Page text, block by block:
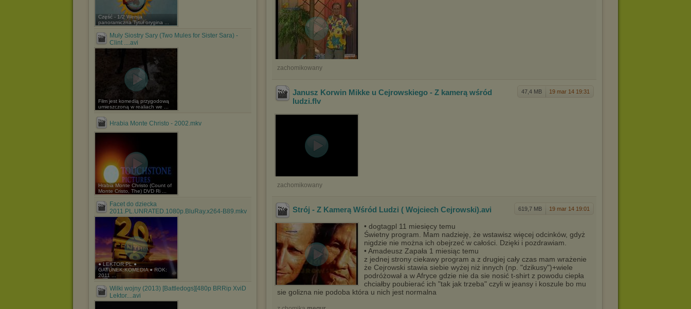
Część - 1/2 Wersja
panoramiczna Tytuł orygina ...
Muły Siostry Sary (Two Mules for Sister Sara) -
Clint ....avi
Film jest komedią przygodową
umieszczoną w realiach we ...
Hrabia Monte Christo - 2002.mkv
Hrabia Monte Christo (Count of
Monte Cristo, The) DVD Ri ...
Facet do dziecka
2011.PL.UNRATED.1080p.BluRay.x264-B89.mkv
● LEKTOR PL ●
GATUNEK:KOMEDIA ● ROK:
2011 ...
Wilki wojny (2013) [Battledogs][480p BRRip XviD
Lektor....avi
zachomikowany
47,4 MB 19 mar 14 19:31
Janusz Korwin Mikke u Cejrowskiego - Z kamerą wśród
ludzi.flv
zachomikowany
619,7 MB 19 mar 14 19:01
Strój - Z Kamerą Wśród Ludzi ( Wojciech Cejrowski).avi
• dogtagpl 11 miesięcy temu
Świetny program. Mam nadzieję, że wstawisz więcej odcinków, gdyż
nigdzie nie można ich obejrzeć w całości. Dzięki i pozdrawiam.
• Amadeusz Zapała 1 miesiąc temu
z jednej strony ciekawy program a z drugiej cały czas mam wrażenie
że Cejrowski stawia siebie wyżej niż innych (np. "dzikusy")+wiele
podróżował a w Afryce gdzie nie da sie nosić t-shirt z powodu ciepła
chciałby poubierać ich "tak jak trzeba" czyli w jeansy i koszule bo mu
sie golizna nie podoba która u nich jest normalna